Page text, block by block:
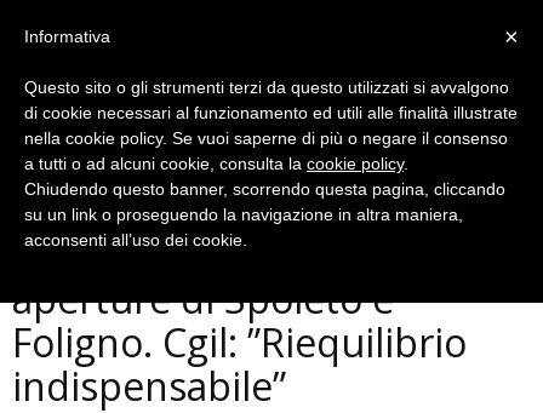
Politica
Riordino province, tiepide
aperture di Spoleto e
Foligno. Cgil: ”Riequilibrio
indispensabile”
×
Informativa
Questo sito o gli strumenti terzi da questo utilizzati si avvalgono
di cookie necessari al funzionamento ed utili alle finalità illustrate
nella cookie policy. Se vuoi saperne di più o negare il consenso
a tutti o ad alcuni cookie, consulta la cookie policy.
Chiudendo questo banner, scorrendo questa pagina, cliccando
su un link o proseguendo la navigazione in altra maniera,
acconsenti all’uso dei cookie.